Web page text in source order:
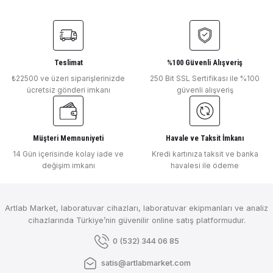
Cam Balon kısa şilifli boyunlu dibi düz
Teslimat
₺22500 ve üzeri siparişlerinizde
ücretsiz gönderi imkanı
%100 Güvenli Alışveriş
250 Bit SSL Sertifikası ile %100
güvenli alışveriş
Müşteri Memnuniyeti
14 Gün içerisinde kolay iade ve
değişim imkanı
Havale ve Taksit İmkanı
Kredi kartınıza taksit ve banka
havalesi ile ödeme
Artlab Market, laboratuvar cihazları, laboratuvar ekipmanları ve analiz
cihazlarında Türkiye’nin güvenilir online satış platformudur.
0 (532) 344 06 85
satis@artlabmarket.com